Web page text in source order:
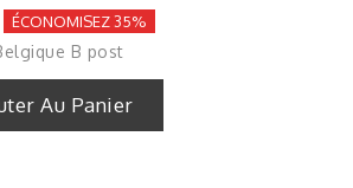
ÉCONOMISEZ 35%
B post
Au Panier